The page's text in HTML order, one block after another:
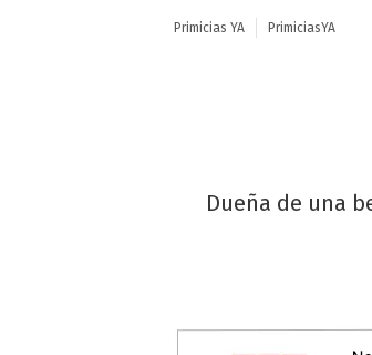
Primicias YA PrimiciasYA
Dueña de una